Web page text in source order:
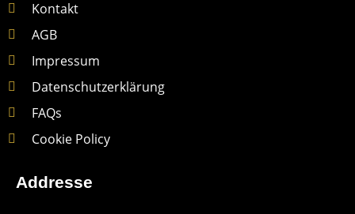
Kontakt
AGB
Impressum
Datenschutzerklärung
FAQs
Cookie Policy
Addresse